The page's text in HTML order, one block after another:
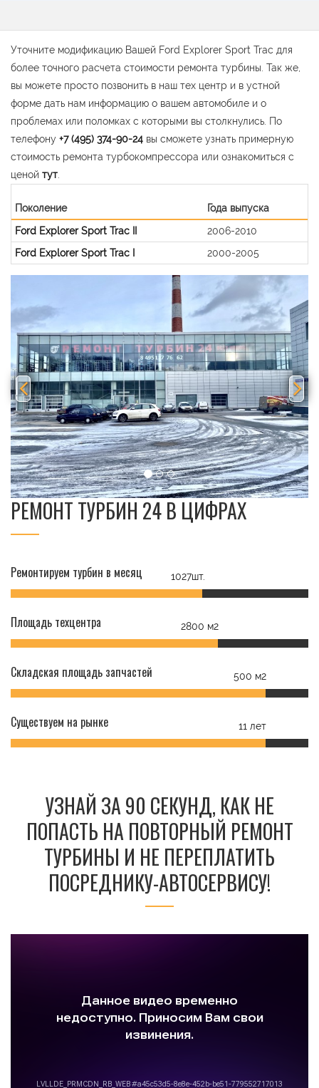
Уточните модификацию Вашей Ford Explorer Sport Trac для
более точного расчета стоимости ремонта турбины. Так же,
вы можете просто позвонить в наш тех центр и в устной
форме дать нам информацию о вашем автомобиле и о
проблемах или поломках с которыми вы столкнулись. По
телефону +7 (495) 374-90-24 вы сможете узнать примерную
стоимость ремонта турбокомпрессора или ознакомиться с
ценой тут
Поколение
Года выпуска
Ford Explorer Sport Trac II
2006-2010
Ford Explorer Sport Trac I
2000-2005
РЕМОНТ ТУРБИН 24 В ЦИФРАХ
Ремонтируем турбин в месяц 1027шт.
Площадь техцентра 2800 м2
Складская площадь запчастей 500 м2
Существуем на рынке 11 лет
УЗНАЙ ЗА 90 СЕКУНД, КАК НЕ
ПОПАСТЬ НА ПОВТОРНЫЙ РЕМОНТ
ТУРБИНЫ И НЕ ПЕРЕПЛАТИТЬ
ПОСРЕДНИКУ-АВТОСЕРВИСУ!